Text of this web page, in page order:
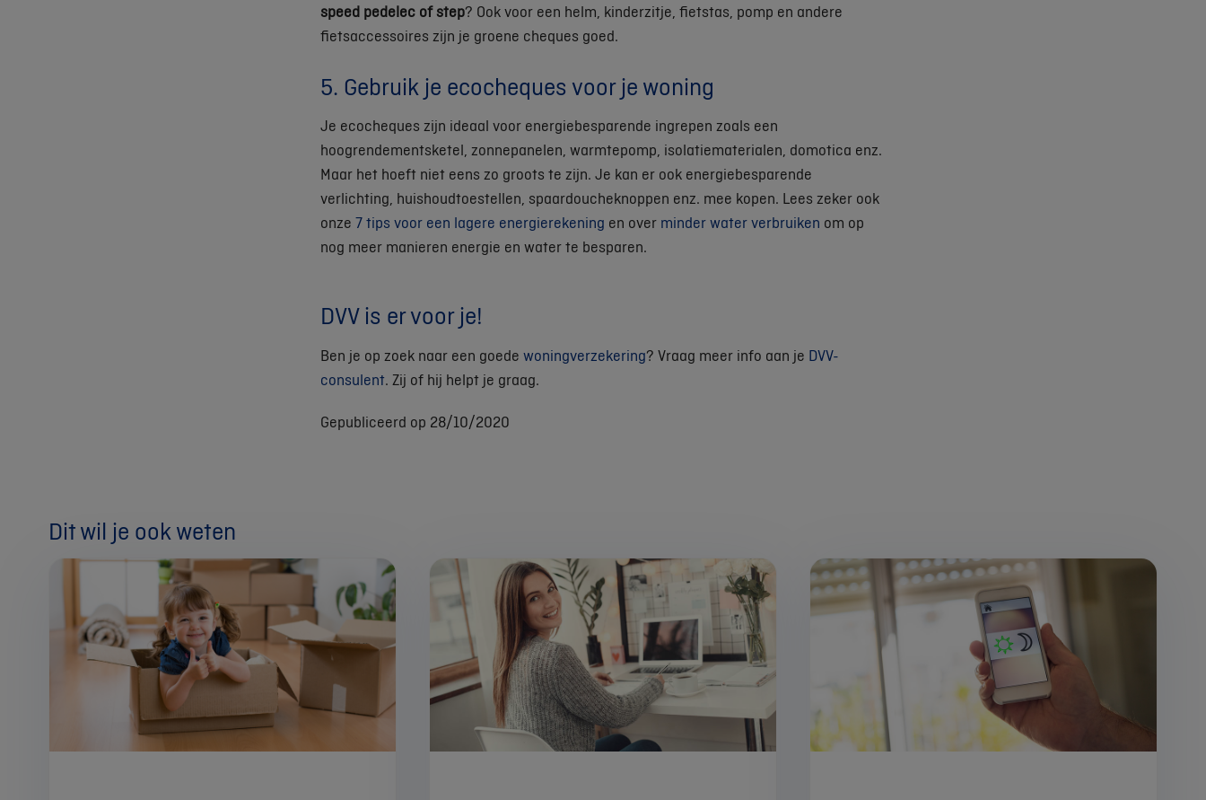
speed pedelec of step? Ook voor een helm, kinderzitje, fietstas, pomp en andere
fietsaccessoires zijn je groene cheques goed.
5. Gebruik je ecocheques voor je woning
Je ecocheques zijn ideaal voor energiebesparende ingrepen zoals een
hoogrendementsketel, zonnepanelen, warmtepomp, isolatiematerialen, domotica enz.
Maar het hoeft niet eens zo groots te zijn. Je kan er ook energiebesparende
verlichting, huishoudtoestellen, spaardoucheknoppen enz. mee kopen. Lees zeker ook
onze 7 tips voor een lagere energierekening en over minder water verbruiken om op
nog meer manieren energie en water te besparen.
DVV is er voor je!
Ben je op zoek naar een goede woningverzekering? Vraag meer info aan je DVV-
consulent. Zij of hij helpt je graag.
Gepubliceerd op 28/10/2020
Dit wil je ook weten